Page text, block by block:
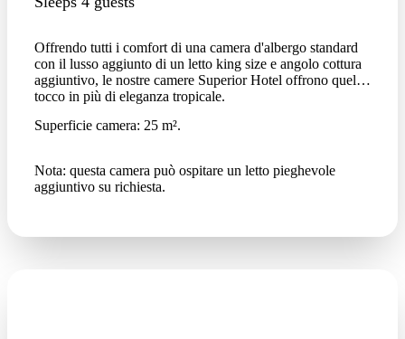
Offrendo tutti i comfort di una camera d'albergo standard
con il lusso aggiunto di un letto king size e angolo cottura
aggiuntivo, le nostre camere Superior Hotel offrono quel
tocco in più di eleganza tropicale.
Superficie camera: 25 m².
Nota: questa camera può ospitare un letto pieghevole
aggiuntivo su richiesta.